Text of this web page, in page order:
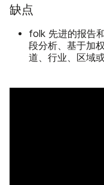
缺点
folk 先进的报告
段分析、基于加
道、行业、区域